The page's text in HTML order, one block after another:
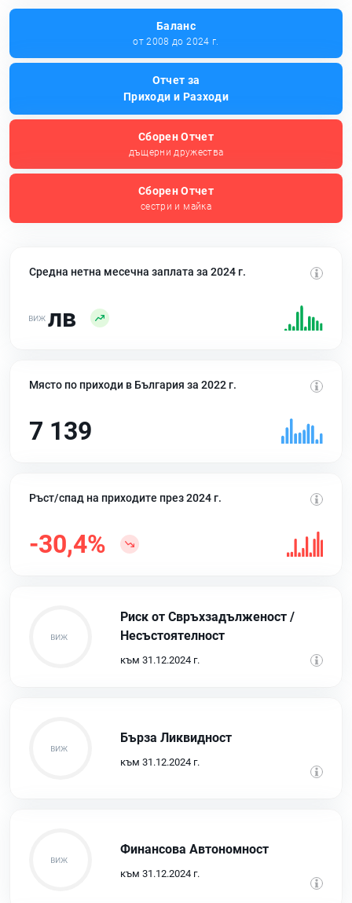
Баланс
от 2008 до 2024 г.
Отчет за
Приходи и Разходи
Сборен Отчет
дъщерни дружества
Сборен Отчет
сестри и майка
Средна нетна месечна заплата за 2024 г.
лв
Място по приходи в България за 2022 г.
7 139
Ръст/спад на приходите през 2024 г.
-30,4%
Риск от Свръхзадълженост /
Несъстоятелност
към 31.12.2024 г.
Бърза Ликвидност
към 31.12.2024 г.
Финансова Автономност
към 31.12.2024 г.